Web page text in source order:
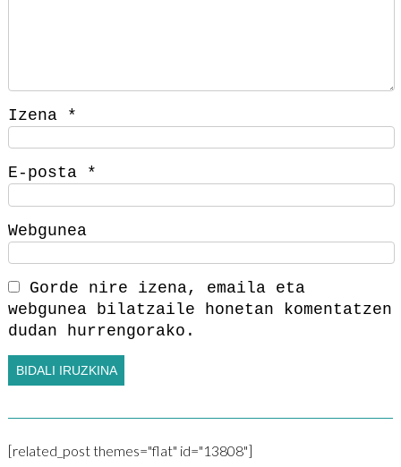
Izena *
E-posta *
Webgunea
Gorde nire izena, emaila eta
webgunea bilatzaile honetan komentatzen
dudan hurrengorako.
[related_post themes="flat" id="13808"]